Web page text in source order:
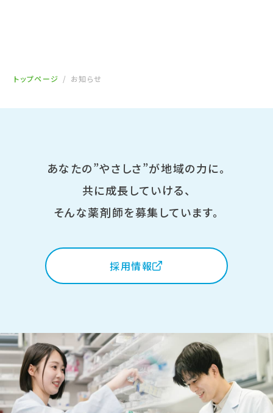
トップページ お知らせ
あなたの”やさしさ”が地域の力に。
共に成長していける、
そんな薬剤師を募集しています。
採用情報